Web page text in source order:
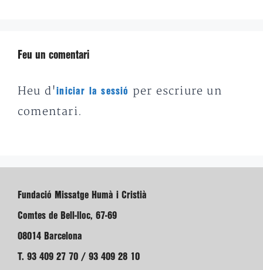
Feu un comentari
Heu d'iniciar la sessió
per escriure un
comentari.
Fundació Missatge Humà i Cristià
Comtes de Bell-lloc, 67-69
08014 Barcelona
T. 93 409 27 70 / 93 409 28 10